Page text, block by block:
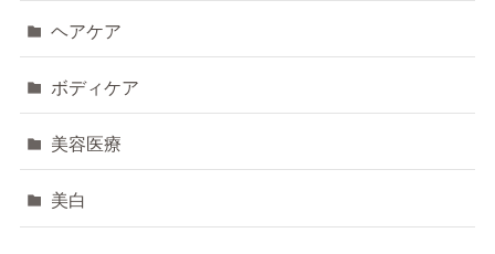
ヘアケア
ボディケア
美容医療
美白